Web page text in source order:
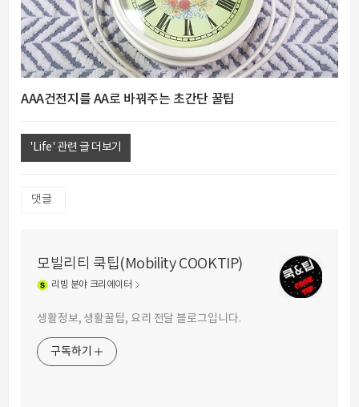
AAA건전지를 AA로 바꿔주는 초간단 꿀팁
'Life' 관련 글 더보기
댓글
모빌리티 쿡팁(Mobility COOKTIP)
리빙 분야 크리에이터
생활정보, 생활꿀팁, 요리 전달 블로그입니다.
구독하기